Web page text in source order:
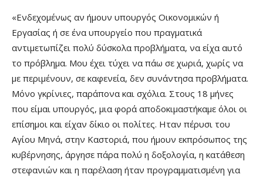
«Ενδεχομένως αν ήμουν υπουργός Οικονομικών ή
Εργασίας ή σε ένα υπουργείο που πραγματικά
αντιμετωπίζει πολύ δύσκολα προβλήματα, να είχα αυτό
το πρόβλημα. Μου έχει τύχει να πάω σε χωριά, χωρίς να
με περιμένουν, σε καφενεία, δεν συνάντησα προβλήματα.
Μόνο γκρίνιες, παράπονα και σχόλια. Στους 18 μήνες
που είμαι υπουργός, μια φορά αποδοκιμαστήκαμε όλοι οι
επίσημοι και είχαν δίκιο οι πολίτες. Ηταν πέρυσι του
Αγίου Μηνά, στην Καστοριά, που ήμουν εκπρόσωπος της
κυβέρνησης, άργησε πάρα πολύ η δοξολογία, η κατάθεση
στεφανιών και η παρέλαση ήταν προγραμματισμένη για